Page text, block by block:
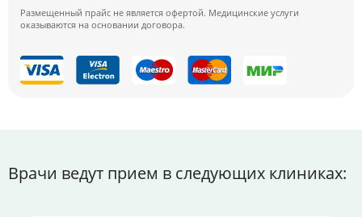
Размещенный прайс не является офертой. Медицинские услуги
оказываются на основании договора.
Врачи ведут прием в следующих клиниках: